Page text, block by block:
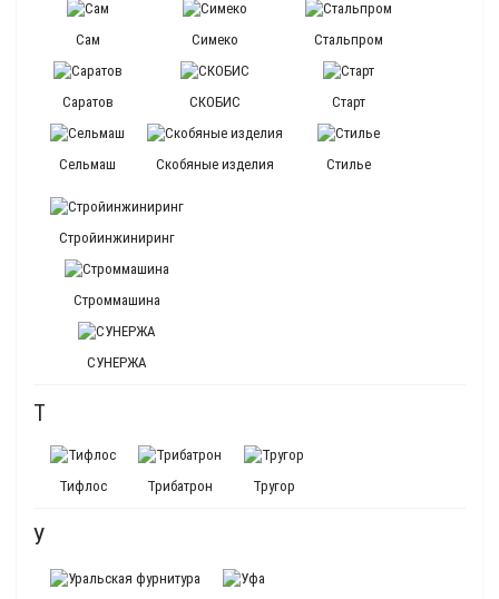
Сам
Саратов
Сельмаш
Симеко
СКОБИС
Скобяные изделия
Стальпром
Старт
Стилье
Стройинжиниринг
Строммашина
СУНЕРЖА
Т
Тифлос Трибатрон Тругор
У